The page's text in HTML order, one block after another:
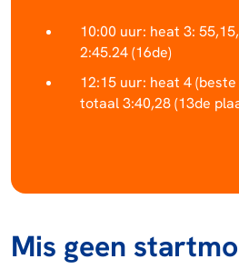
10:00 uur: heat 3:
2:45.24 (16de)
12:15 uur: heat 4 (beste
totaal 3:40,28 (13de
Mis geen